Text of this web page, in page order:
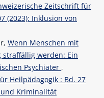
Zeitschrift für
(2023): Inklusion von
Wenn Menschen mit
werden: Ein
Psychiater ,
Heilpädagogik : Bd. 27
und Kriminalität